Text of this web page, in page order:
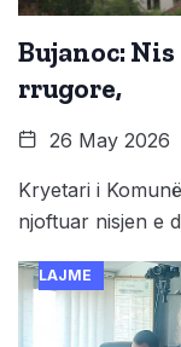
Bujanoc:
rrugore,
26 May 2026
Kryetari i
njoftuar nisjen e
LAJME